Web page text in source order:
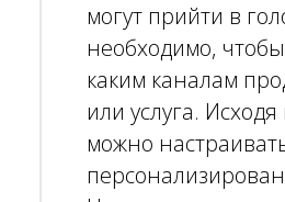
могут прийти в
необходимо,
каким каналам
или услуга.
можно